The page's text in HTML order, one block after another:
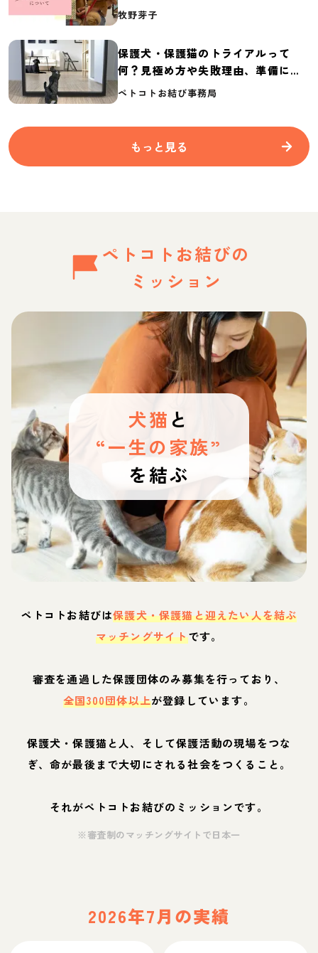
介
牧野芽子
保護犬・保護猫のトライアルって
何？見極め方や失敗理由、準備に必
要なものを紹介
ペトコトお結び事務局
もっと見る
ペトコトお結びの
ミッション
犬猫 と
“一生の家族”
を結ぶ
ペトコトお結びは保護犬・保護猫と迎えたい人を結ぶ
マッチングサイトです。
審査を通過した保護団体のみ募集を行っており、
全国300団体以上が登録しています。
保護犬・保護猫と人、そして保護活動の現場をつな
ぎ、命が最後まで大切にされる社会をつくること。
それがペトコトお結びのミッションです。
※審査制のマッチングサイトで日本一
2026年7月の実績